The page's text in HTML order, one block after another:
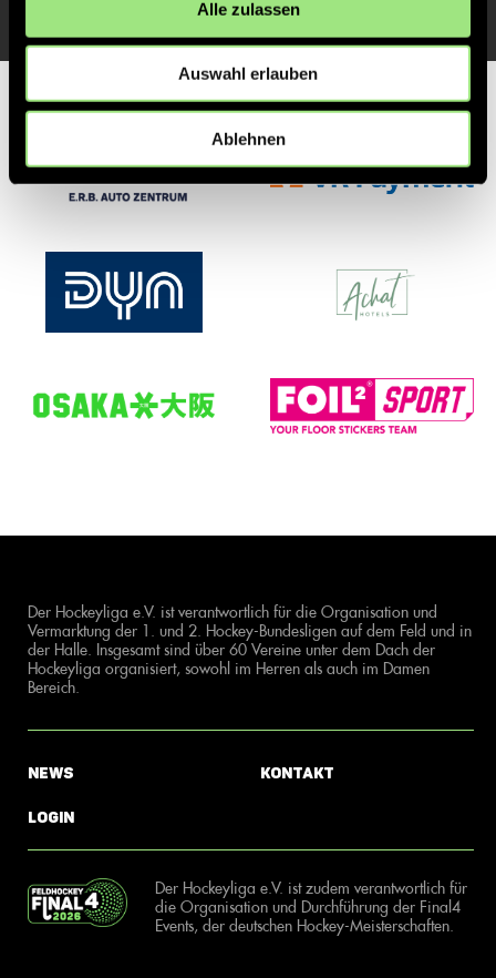
Alle zulassen
Auswahl erlauben
Ablehnen
Partner
Der Hockeyliga e.V. ist verantwortlich für die Organisation und
Vermarktung der 1. und 2. Hockey-Bundesligen auf dem Feld und in
der Halle. Insgesamt sind über 60 Vereine unter dem Dach der
Hockeyliga organisiert, sowohl im Herren als auch im Damen
Bereich.
News
Login
Kontakt
Der Hockeyliga e.V. ist zudem verantwortlich für
die Organisation und Durchführung der Final4
Events, der deutschen Hockey-Meisterschaften.